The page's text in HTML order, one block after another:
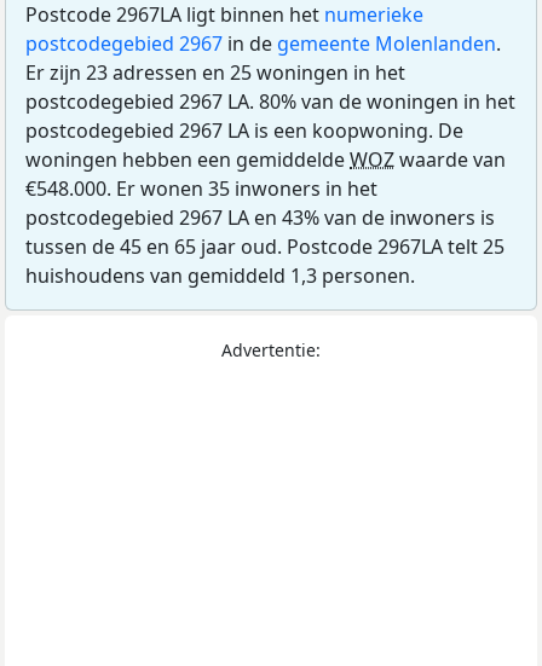
Postcode 2967LA ligt binnen het numerieke
postcodegebied 2967 in de gemeente Molenlanden.
Er zijn 23 adressen en 25 woningen in het
postcodegebied 2967 LA. 80% van de woningen in het
postcodegebied 2967 LA is een koopwoning. De
woningen hebben een gemiddeldeWOZwaarde van
€548.000. Er wonen 35 inwoners in het
postcodegebied 2967 LA en 43% van de inwoners is
tussen de 45 en 65 jaar oud. Postcode 2967LA telt 25
huishoudens van gemiddeld 1,3 personen.
Advertentie: